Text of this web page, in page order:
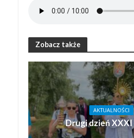
Zobacz także
AKTUALNOŚCI
Drugi dzień XXXI